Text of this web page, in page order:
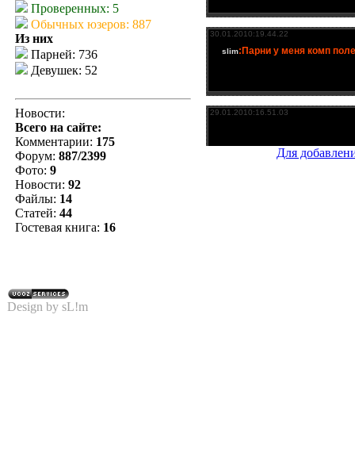
Проверенных: 5
Обычных юзеров: 887
Из них
Парней: 736
Девушек: 52
Новости:
Всего на сайте:
Комментарии: 175
Форум: 887/2399
Фото: 9
Новости: 92
Файлы: 14
Статей: 44
Гостевая книга: 16
Для
Design by sL!m